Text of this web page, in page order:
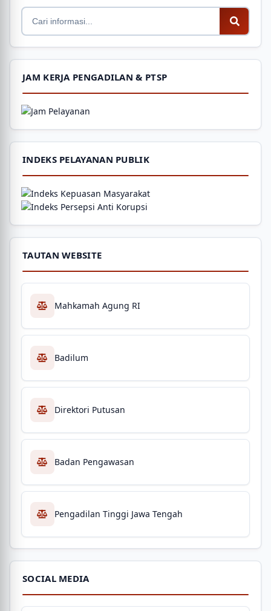
JAM KERJA PENGADILAN & PTSP
INDEKS PELAYANAN PUBLIK
TAUTAN WEBSITE
Mahkamah Agung RI
Badilum
Direktori Putusan
Badan Pengawasan
Pengadilan Tinggi Jawa Tengah
SOCIAL MEDIA